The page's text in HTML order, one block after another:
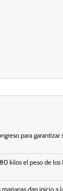
para
kilos el peso de los
dan inicio a